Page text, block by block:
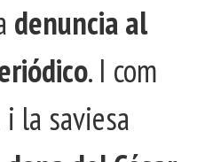
denuncia al
. I com
la saviesa